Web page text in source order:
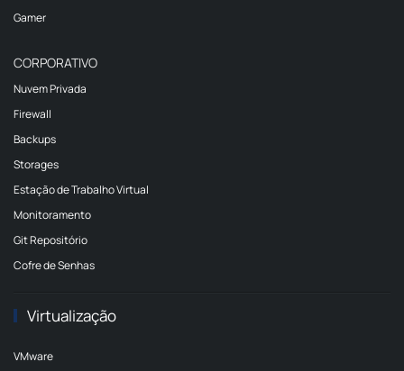
Gamer
CORPORATIVO
Nuvem Privada
Firewall
Backups
Storages
Estação de Trabalho Virtual
Monitoramento
Git Repositório
Cofre de Senhas
Virtualização
VMware